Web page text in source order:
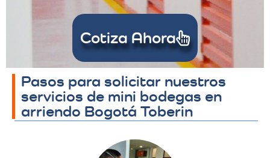
Cotiza Ahora
Pasos para solicitar nuestros
servicios de mini bodegas en
arriendo Bogotá Toberin